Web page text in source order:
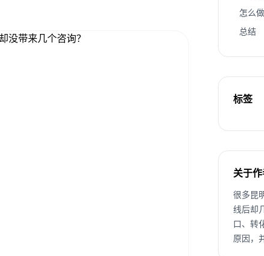
怎么
总结
标签
关于
很多昆
线后却
口、转
原因，